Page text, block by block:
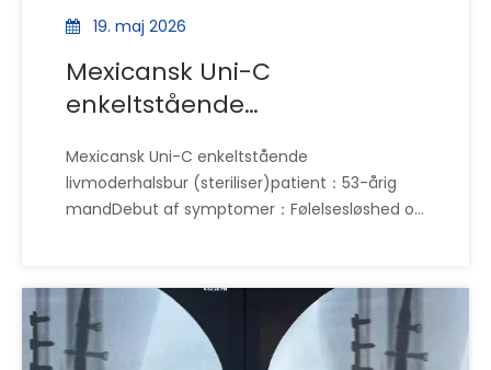
19. maj 2026
Mexicansk Uni-C
enkeltstående
Mexicansk Uni-C enkeltstående
livmoderhalsbur (steriliser)patient：53-årig
mandDebut af symptomer：Følelsesløshed og
første halvdel af dette årDiagnose af ossnisk
herkomst af: livmoderhalsen